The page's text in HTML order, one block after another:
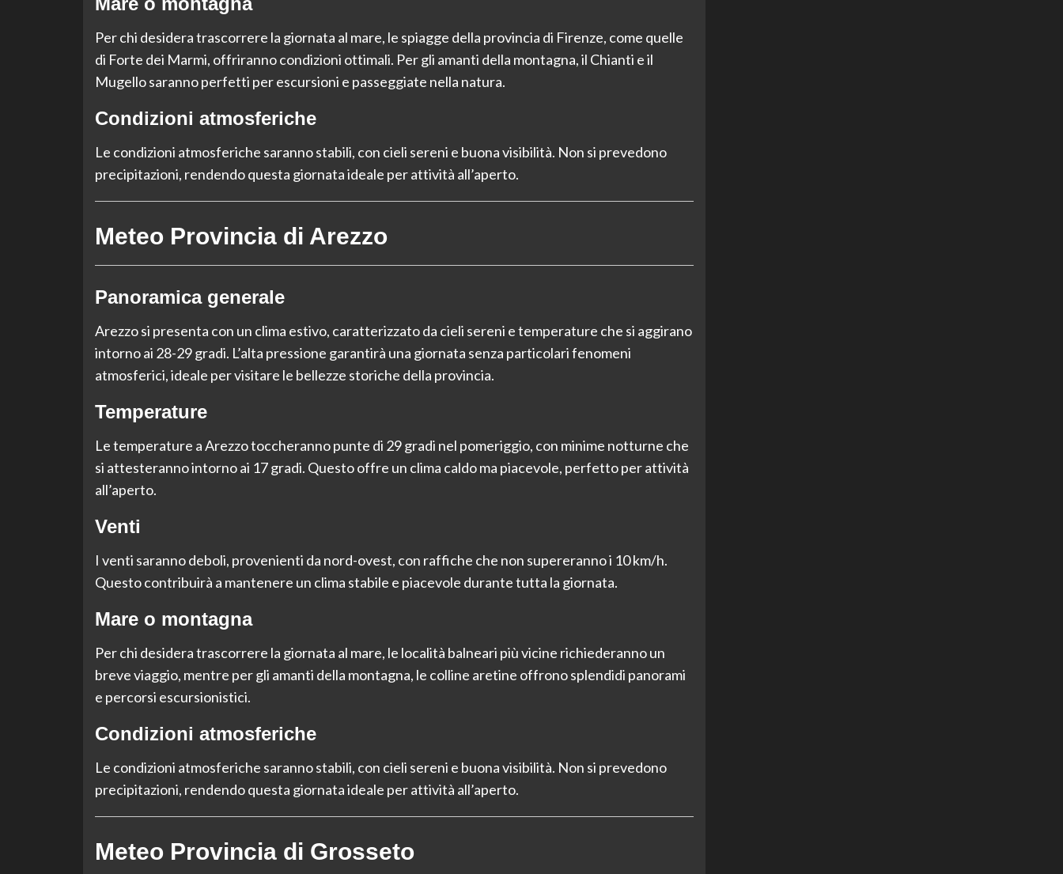
Per chi desidera trascorrere la giornata al mare, le spiagge della provincia di Firenze, come quelle
di Forte dei Marmi, offriranno condizioni ottimali. Per gli amanti della montagna, il Chianti e il
Mugello saranno perfetti per escursioni e passeggiate nella natura.
Condizioni atmosferiche
Le condizioni atmosferiche saranno stabili, con cieli sereni e buona visibilità. Non si prevedono
precipitazioni, rendendo questa giornata ideale per attività all’aperto.
Meteo Provincia di Arezzo
Panoramica generale
Arezzo si presenta con un clima estivo, caratterizzato da cieli sereni e temperature che si aggirano
intorno ai 28-29 gradi. L’alta pressione garantirà una giornata senza particolari fenomeni
atmosferici, ideale per visitare le bellezze storiche della provincia.
Temperature
Le temperature a Arezzo toccheranno punte di 29 gradi nel pomeriggio, con minime notturne che
si attesteranno intorno ai 17 gradi. Questo offre un clima caldo ma piacevole, perfetto per attività
all’aperto.
Venti
I venti saranno deboli, provenienti da nord-ovest, con raffiche che non supereranno i 10 km/h.
Questo contribuirà a mantenere un clima stabile e piacevole durante tutta la giornata.
Mare o montagna
Per chi desidera trascorrere la giornata al mare, le località balneari più vicine richiederanno un
breve viaggio, mentre per gli amanti della montagna, le colline aretine offrono splendidi panorami
e percorsi escursionistici.
Condizioni atmosferiche
Le condizioni atmosferiche saranno stabili, con cieli sereni e buona visibilità. Non si prevedono
precipitazioni, rendendo questa giornata ideale per attività all’aperto.
Meteo Provincia di Grosseto